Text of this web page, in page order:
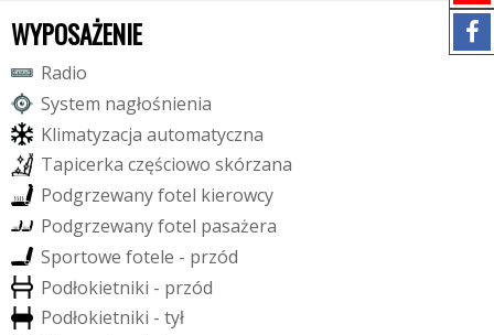
WYPOSAŻENIE
Radio
System nagłośnienia
Klimatyzacja automatyczna
Tapicerka częściowo skórzana
Podgrzewanyfotel kierowcy
Podgrzewanyfotel pasażera
Sportowe fotele - przód
Podłokietniki - przód
Podłokietniki - tył